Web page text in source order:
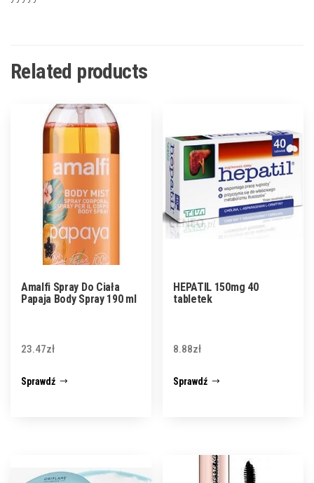
Related products
Amalfi Spray Do Ciała
Papaja Body Spray 190 ml
23.47zł
Sprawdź
HEPATIL 150mg 40
tabletek
8.88zł
Sprawdź